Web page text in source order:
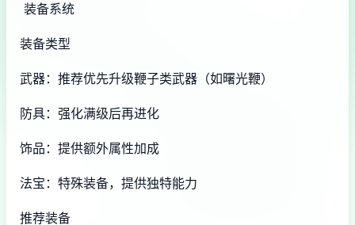
装备系统
装备类型
武器：推荐优先升级鞭子类武器（如曙光鞭）
防具：强化满级后再进化
饰品：提供额外属性加成
法宝：特殊装备，提供独特能力
推荐装备